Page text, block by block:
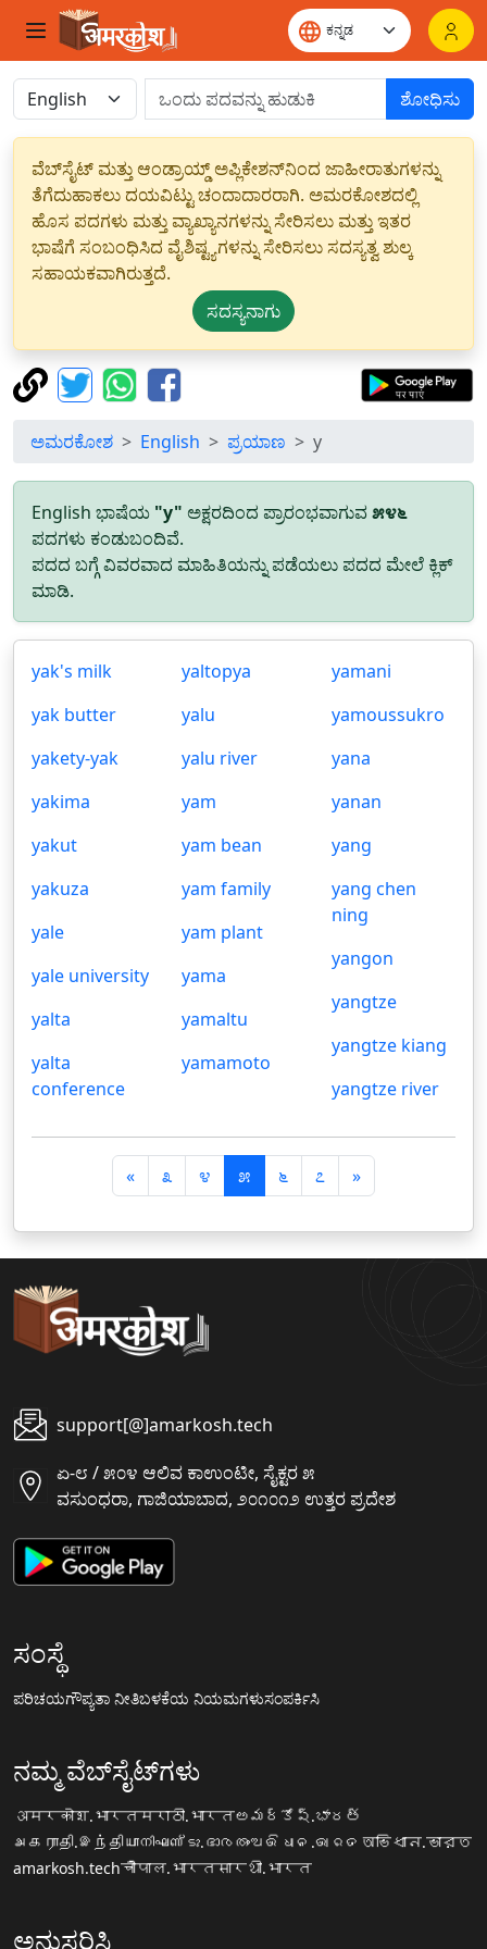
ಶೋಧಿಸು
ವೆಬ್‌ಸೈಟ್ ಮತ್ತು ಆಂಡ್ರಾಯ್ಡ್ ಅಪ್ಲಿಕೇಶನ್‌ನಿಂದ ಜಾಹೀರಾತುಗಳನ್ನು
ತೆಗೆದುಹಾಕಲು ದಯವಿಟ್ಟು ಚಂದಾದಾರರಾಗಿ. ಅಮರಕೋಶದಲ್ಲಿ
ಹೊಸ ಪದಗಳು ಮತ್ತು ವ್ಯಾಖ್ಯಾನಗಳನ್ನು ಸೇರಿಸಲು ಮತ್ತು ಇತರ
ಭಾಷೆಗೆ ಸಂಬಂಧಿಸಿದ ವೈಶಿಷ್ಟ್ಯಗಳನ್ನು ಸೇರಿಸಲು ಸದಸ್ಯತ್ವ ಶುಲ್ಕ
ಸಹಾಯಕವಾಗಿರುತ್ತದೆ.
ಸದಸ್ಯನಾಗು
ಅಮರಕೋಶ English ಪ್ರಯಾಣ y
English ಭಾಷೆಯ "y" ಅಕ್ಷರದಿಂದ ಪ್ರಾರಂಭವಾಗುವ೫೪೬
ಪದಗಳು ಕಂಡುಬಂದಿವೆ.
ಪದದ ಬಗ್ಗೆ ವಿವರವಾದ ಮಾಹಿತಿಯನ್ನು ಪಡೆಯಲು ಪದದ ಮೇಲೆ ಕ್ಲಿಕ್
ಮಾಡಿ.
yak's milk
yak butter
yakety-yak
yakima
yakut
yakuza
yale
yale university
yalta
yalta
conference
yaltopya
yalu
yalu river
yam
yam bean
yam family
yam plant
yama
yamaltu
yamamoto
yamani
yamoussukro
yana
yanan
yang
yang chen
ning
yangon
yangtze
yangtze kiang
yangtze river
«पि
छ
ला
೩ ೪ ೫ ೬ ೭ »अ
ग
ला
support[@]amarkosh.tech
ಏ-೮ / ೫೦೪ ಆಲಿವ ಕಾಉಂಟೀ, ಸೈಕ್ಟರ ೫
ವಸುಂಧರಾ, ಗಾಜಿಯಾಬಾದ, ೨೦೧೦೧೨ ಉತ್ತರ ಪ್ರದೇಶ
ಸಂಸ್ಥೆ
ಪರಿಚಯಗೌಪ್ಯತಾ ನೀತಿಬಳಕೆಯ ನಿಯಮಗಳುಸಂಪರ್ಕಿಸಿ
ನಮ್ಮ ವೆಬ್‌ಸೈಟ್‌ಗಳು
अमरकोश.भारतमराठी.भारतఅమర్కోష్.భారత్
அகராதி.இந்தியாനിഘണ്ടു.ഭാരതംଅଭିଧାନ.ଭାରତ অভিধান.ভারত
amarkosh.techचौपाल.भारतसारथी.भारत
ಅನುಸರಿಸಿ